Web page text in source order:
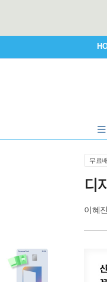
무료
디
이혜진